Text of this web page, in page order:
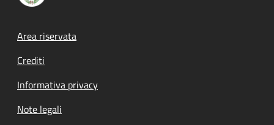
Footer menu
Area riservata
Crediti
Informativa privacy
Note legali